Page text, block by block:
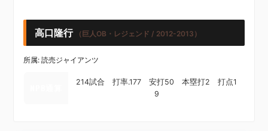
高口隆行 （巨人OB・レジェンド / 2012-2013）
所属: 読売ジャイアンツ
214試合 打率.177 安打50 本塁打2 打点1
9